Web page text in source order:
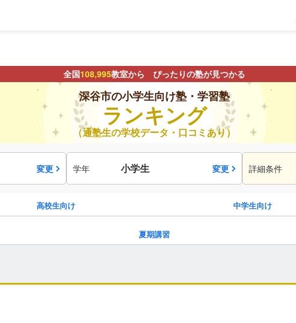
全国108,995教室から ぴったりの塾が見つかる
深谷市の小学生向け塾・学習塾
ランキング
（通塾生の学校データ・口コミあり）
変更 学年 小学生 変更 詳細条件
高校生向け 中学生向け
夏期講習